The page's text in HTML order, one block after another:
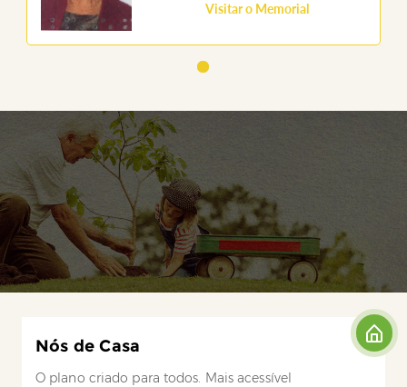
Visitar o Memorial
Nós de Casa
O plano criado para todos. Mais acessível